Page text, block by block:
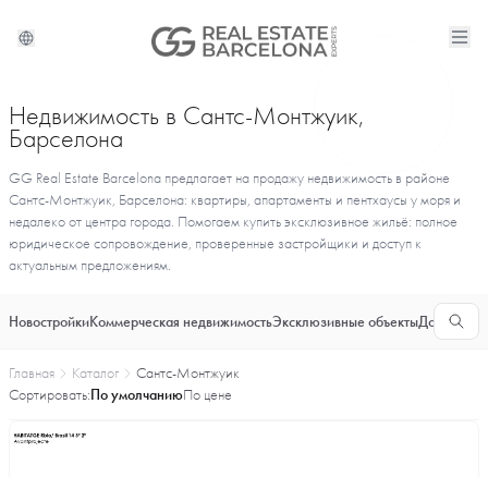
Недвижимость в Сантс-Монтжуик,
Барселона
GG Real Estate Barcelona предлагает на продажу недвижимость в районе
Сантс-Монтжуик, Барселона: квартиры, апартаменты и пентхаусы у моря и
недалеко от центра города. Помогаем купить эксклюзивное жильё: полное
юридическое сопровождение, проверенные застройщики и доступ к
актуальным предложениям.
НовостройкиКоммерческая недвижимостьЭксклюзивные объекты
Главная Каталог
Сантс-Монтжуик
Сортировать:По умолчаниюПо цене